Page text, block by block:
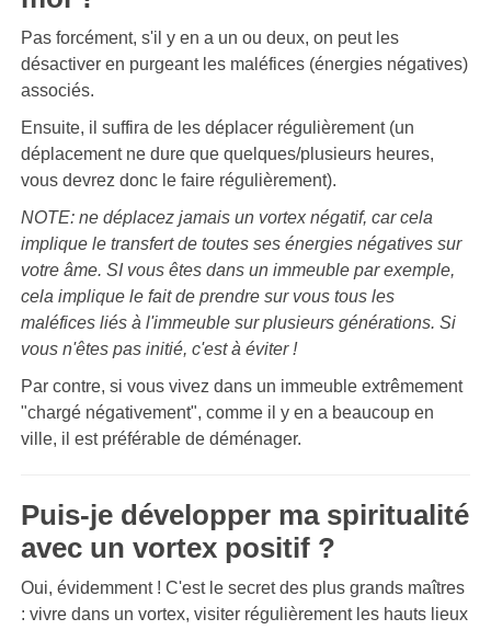
Pas forcément, s'il y en a un ou deux, on peut les
désactiver en purgeant les maléfices (énergies négatives)
associés.
Ensuite, il suffira de les déplacer régulièrement (un
déplacement ne dure que quelques/plusieurs heures,
vous devrez donc le faire régulièrement).
NOTE: ne déplacez jamais un vortex négatif, car cela
implique le transfert de toutes ses énergies négatives sur
votre âme. SI vous êtes dans un immeuble par exemple,
cela implique le fait de prendre sur vous tous les
maléfices liés à l'immeuble sur plusieurs générations. Si
vous n'êtes pas initié, c'est à éviter !
Par contre, si vous vivez dans un immeuble extrêmement
"chargé négativement", comme il y en a beaucoup en
ville, il est préférable de déménager.
Puis-je développer ma spiritualité
avec un vortex positif ?
Oui, évidemment ! C'est le secret des plus grands maîtres
: vivre dans un vortex, visiter régulièrement les hauts lieux